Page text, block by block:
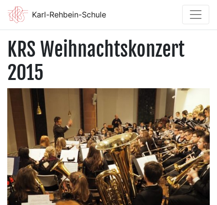
Karl-Rehbein-Schule
KRS Weihnachtskonzert
2015